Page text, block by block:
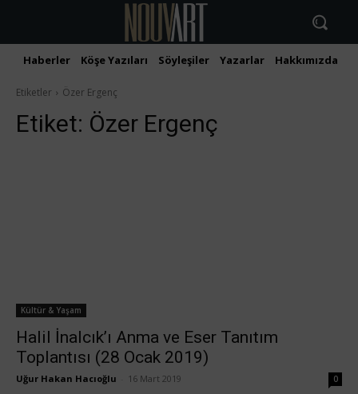
Haberler Köşe Yazıları Söyleşiler Yazarlar Hakkımızda
Etiketler Özer Ergenç
Etiket: Özer Ergenç
Kültür & Yaşam
Halil İnalcık’ı Anma ve Eser Tanıtım
Toplantısı (28 Ocak 2019)
Uğur Hakan Hacıoğlu 16 Mart 2019 0